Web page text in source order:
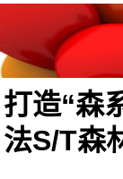
打造“森
法S/T森